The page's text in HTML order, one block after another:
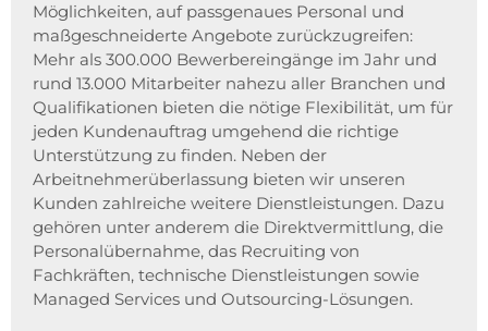
Möglichkeiten, auf passgenaues Personal und
maßgeschneiderte Angebote zurückzugreifen:
Mehr als 300.000 Bewerbereingänge im Jahr und
rund 13.000 Mitarbeiter nahezu aller Branchen und
Qualifikationen bieten die nötige Flexibilität, um für
jeden Kundenauftrag umgehend die richtige
Unterstützung zu finden. Neben der
Arbeitnehmerüberlassung bieten wir unseren
Kunden zahlreiche weitere Dienstleistungen. Dazu
gehören unter anderem die Direktvermittlung, die
Personalübernahme, das Recruiting von
Fachkräften, technische Dienstleistungen sowie
Managed Services und Outsourcing-Lösungen.